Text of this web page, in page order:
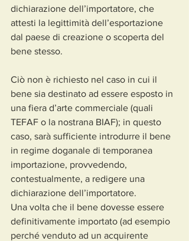
dichiarazione dell’importatore, che
attesti la legittimità dell’esportazione
dal paese di creazione o scoperta del
bene stesso.
Ciò non è richiesto nel caso in cui il
bene sia destinato ad essere esposto in
una fiera d’arte commerciale (quali
TEFAF o la nostrana BIAF); in questo
caso, sarà sufficiente introdurre il bene
in regime doganale di temporanea
importazione, provvedendo,
contestualmente, a redigere una
dichiarazione dell’importatore.
Una volta che il bene dovesse essere
definitivamente importato (ad esempio
perché venduto ad un acquirente